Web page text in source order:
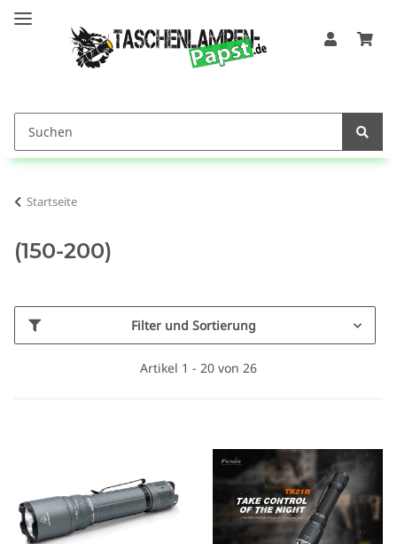
Startseite
(150-200)
Filter und Sortierung
Artikel 1 - 20 von 26